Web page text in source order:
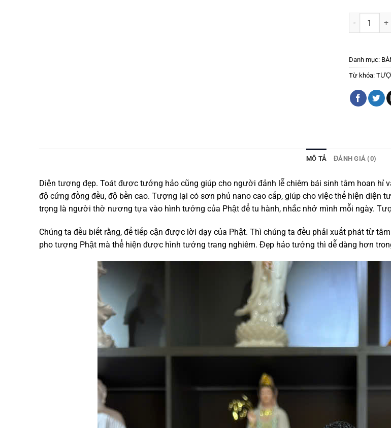
TƯỢNG
Danh mục:
Từ khóa:
MÔ TẢ ĐÁNH GIÁ (0)
Diện tượng đẹp. Toát được tướng hảo cũng giúp cho người đảnh lễ chiêm bái sinh tâm hoan hỉ
độ cứng đồng đều, độ bền cao. Tượng lại có sơn phủ nano cao cấp, giúp cho việc thể hiện
trọng là người thờ nương tựa vào hình tướng của Phật để tu hành, nhắc nhở mình mỗi ngày.
Chúng ta đều biết rằng, để tiếp cận được lời dạy của Phật. Thì chúng ta đều phải xuất phát từ
pho tượng Phật mà thể hiện được hình tướng trang nghiêm. Đẹp hảo tướng thì dễ dàng hơn